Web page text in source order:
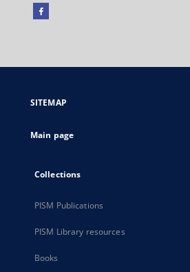
Facebook
open
new
SITEMAP
Main page
Collections
PISM Publications
PISM Library resources
Books